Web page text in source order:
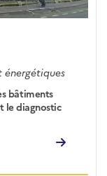
énergétiques
bâtiments
le diagnostic